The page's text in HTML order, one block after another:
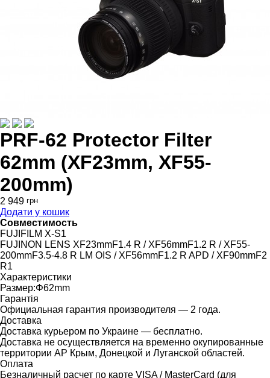
PRF-62 Protector Filter
62mm (XF23mm, XF55-
200mm)
2 949 грн
Додати у кошик
Совместимость
FUJIFILM X-S1
FUJINON LENS XF23mmF1.4 R / XF56mmF1.2 R / XF55-
200mmF3.5-4.8 R LM OIS / XF56mmF1.2 R APD / XF90mmF2
R1
Характеристики
Размер:Φ62mm
Гарантія
Официальная гарантия производителя — 2 года.
Доставка
Доставка курьером по Украине — бесплатно.
Доставка не осуществляется на временно окупированные
территории АР Крым, Донецкой и Луганской областей.
Оплата
Безналичный расчет по карте VISA / MasterCard (для